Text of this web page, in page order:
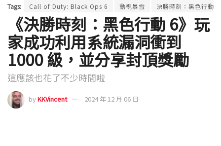
Tags: Call of Duty: Black Ops 6 動視暴雪 決勝時刻：黑色行動6
《決勝時刻：黑色行動 6》玩
家成功利用系統漏洞衝到
1000 級，並分享封頂獎勵
這應該也花了不少時間啦
byKKVincent 2024 年 12 月 06 日